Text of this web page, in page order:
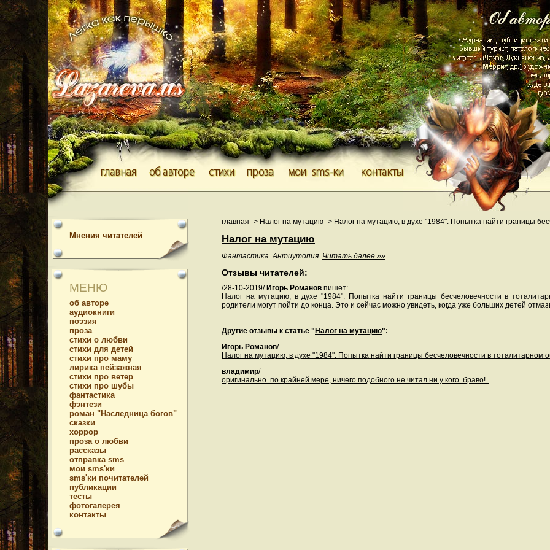
Мнения читателей
МЕНЮ
об авторе
аудиокниги
поэзия
проза
стихи о любви
стихи для детей
стихи про маму
лирика пейзажная
стихи про ветер
стихи про шубы
фантастика
фэнтези
роман "Наследница богов"
сказки
хоррор
проза о любви
рассказы
отправка sms
мои sms'ки
sms'ки почитателей
публикации
тесты
фотогалерея
контакты
главная -> Налог на мутацию -> Налог на мутацию, в духе "1984". Попытка найти границы
Налог на мутацию
Фантастика. Антиутопия. Читать далее »»
Отзывы читателей:
/28-10-2019/ Игорь Романов пишет:
Налог на мутацию, в духе "1984". Попытка найти границы бесчеловечности в
родители могут пойти до конца. Это и сейчас можно увидеть, когда уже больших детей
Другие отзывы к статье " Налог на мутацию":
Игорь Романов/
Налог на мутацию, в духе "1984". Попытка найти границы бесчеловечности в тоталитарном
владимир/
оригинально. по крайней мере, ничего подобного не читал ни у кого. браво!..